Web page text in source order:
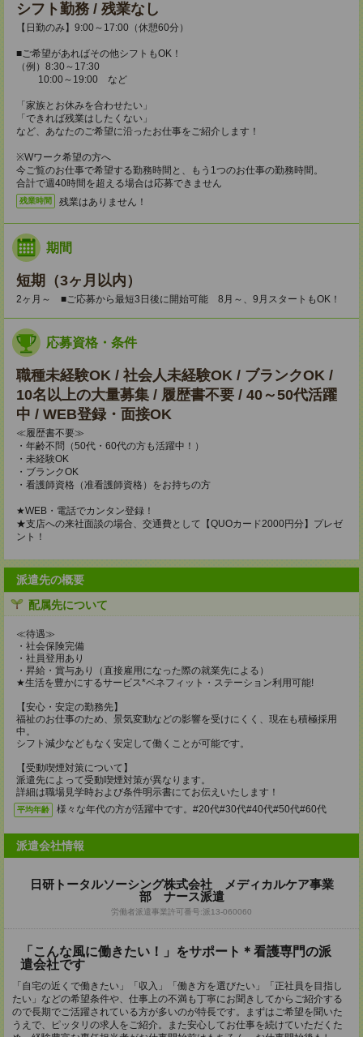
シフト勤務 / 残業なし
【日勤のみ】9:00～17:00（休憩60分）
■ご希望があればその他シフトもOK！
（例）8:30～17:30
10:00～19:00 など
「家族とお休みを合わせたい」
「できれば残業はしたくない」
など、あなたのご希望に沿ったお仕事をご紹介します！
※Wワーク希望の方へ
今ご覧のお仕事で希望する勤務時間と、もう1つのお仕事の勤務時間。
合計で週40時間を超える場合は応募できません
残業時間 残業はありません！
期間
短期（3ヶ月以内）
2ヶ月～ ■ご応募から最短3日後に開始可能 8月～、9月スタートもOK！
応募資格・条件
職種未経験OK / 社会人未経験OK / ブランクOK /
10名以上の大量募集 / 履歴書不要 / 40～50代活躍
中 / WEB登録・面接OK
≪履歴書不要≫
・年齢不問（50代・60代の方も活躍中！）
・未経験OK
・ブランクOK
・看護師資格（准看護師資格）をお持ちの方
★WEB・電話でカンタン登録！
★支店への来社面談の場合、交通費として【QUOカード2000円分】プレゼ
ント！
派遣先の概要
配属先について
≪待遇≫
・社会保険完備
・社員登用あり
・昇給・賞与あり（直接雇用になった際の就業先による）
★生活を豊かにするサービス*ベネフィット・ステーション利用可能!
【安心・安定の勤務先】
福祉のお仕事のため、景気変動などの影響を受けにくく、現在も積極採用
中。
シフト減少などもなく安定して働くことが可能です。
【受動喫煙対策について】
派遣先によって受動喫煙対策が異なります。
詳細は職場見学時および条件明示書にてお伝えいたします！
平均年齢 様々な年代の方が活躍中です。#20代#30代#40代#50代#60代
派遣会社情報
日研トータルソーシング株式会社 メディカルケア事業
部 ナース派遣
労働者派遣事業許可番号:派13-060060
「こんな風に働きたい！」をサポート＊看護専門の派
遣会社です
「自宅の近くで働きたい」「収入」「働き方を選びたい」「正社員を目指し
たい」などの希望条件や、仕事上の不満も丁寧にお聞きしてからご紹介する
ので長期でご活躍されている方が多いのが特長です。まずはご希望を聞いた
うえで、ピッタリの求人をご紹介。また安心してお仕事を続けていただくた